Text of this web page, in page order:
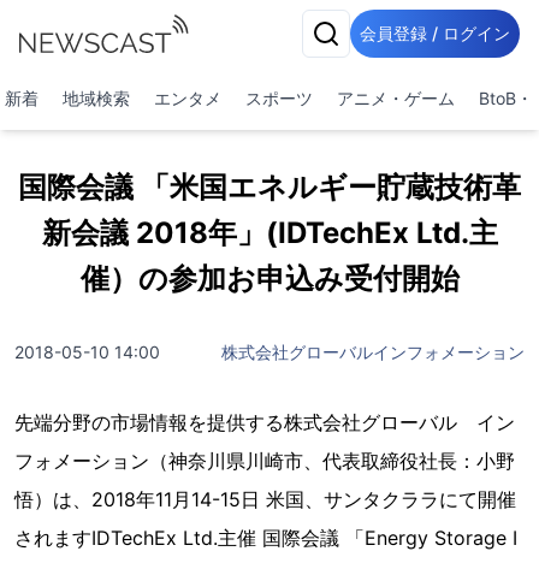
会員登録 / ログイン
新着 地域検索 エンタメ スポーツ アニメ・ゲーム BtoB・
国際会議 「米国エネルギー貯蔵技術革
新会議 2018年」(IDTechEx Ltd.主
催）の参加お申込み受付開始
2018-05-10 14:00 株式会社グローバルインフォメーション
先端分野の市場情報を提供する株式会社グローバル イン
フォメーション（神奈川県川崎市、代表取締役社長：小野
悟）は、2018年11月14-15日 米国、サンタクララにて開催
されますIDTechEx Ltd.主催 国際会議 「Energy Storage I